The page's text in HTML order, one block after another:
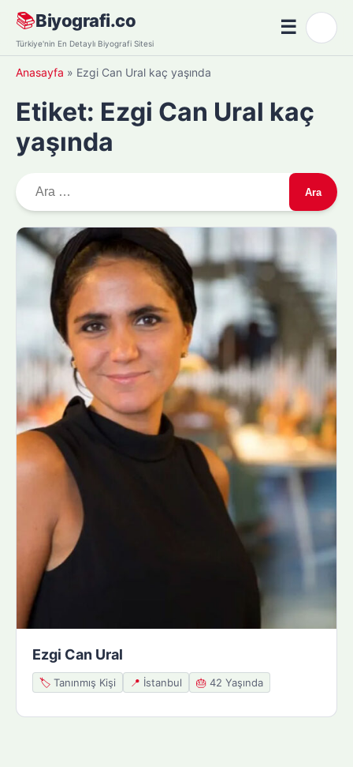
Skip
content
📚Biyografi.co
Türkiye'nin En Detaylı Biyografi Sitesi
☰Menü
Anasayfa » Ezgi Can Ural kaç yaşında
Etiket: Ezgi Can Ural kaç
yaşında
r
m
Ezgi Can Ural
🏷️ Tanınmış Kişi 📍 İstanbul 🎂 42 Yaşında